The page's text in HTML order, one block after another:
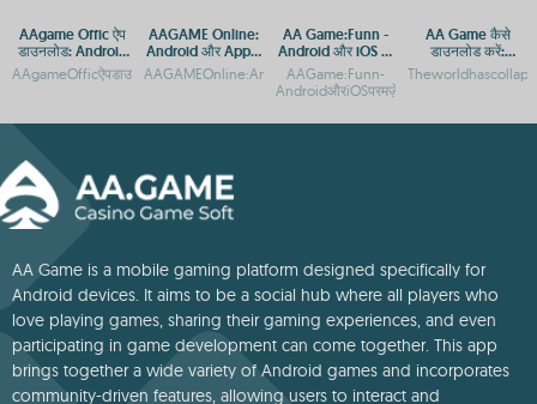
AAgame Offic ऐप
डाउनलोड: Android
और iOS प्लेटफ़ॉर्म पर
एक्सेस गाइड
AAGAME Online:
Android और Apple
पर आसान एक्सेस
AA Game:Funn -
Android और iOS पर
मज़ेदार गेमिंग अनुभव
AAGame:Funn-
AA Game कैसे
डाउनलोड करें:
Android और iOS
गाइड
AA Game is a mobile gaming platform designed specifically for
Android devices. It aims to be a social hub where all players who
love playing games, sharing their gaming experiences, and even
participating in game development can come together. This app
brings together a wide variety of Android games and incorporates
community-driven features, allowing users to interact and